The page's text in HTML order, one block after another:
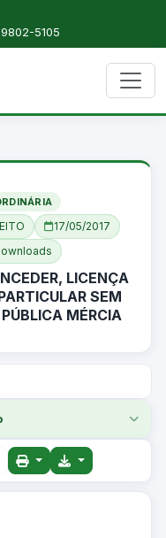
5105
17/05/2017
LICENÇA
SEM
MÉRCIA